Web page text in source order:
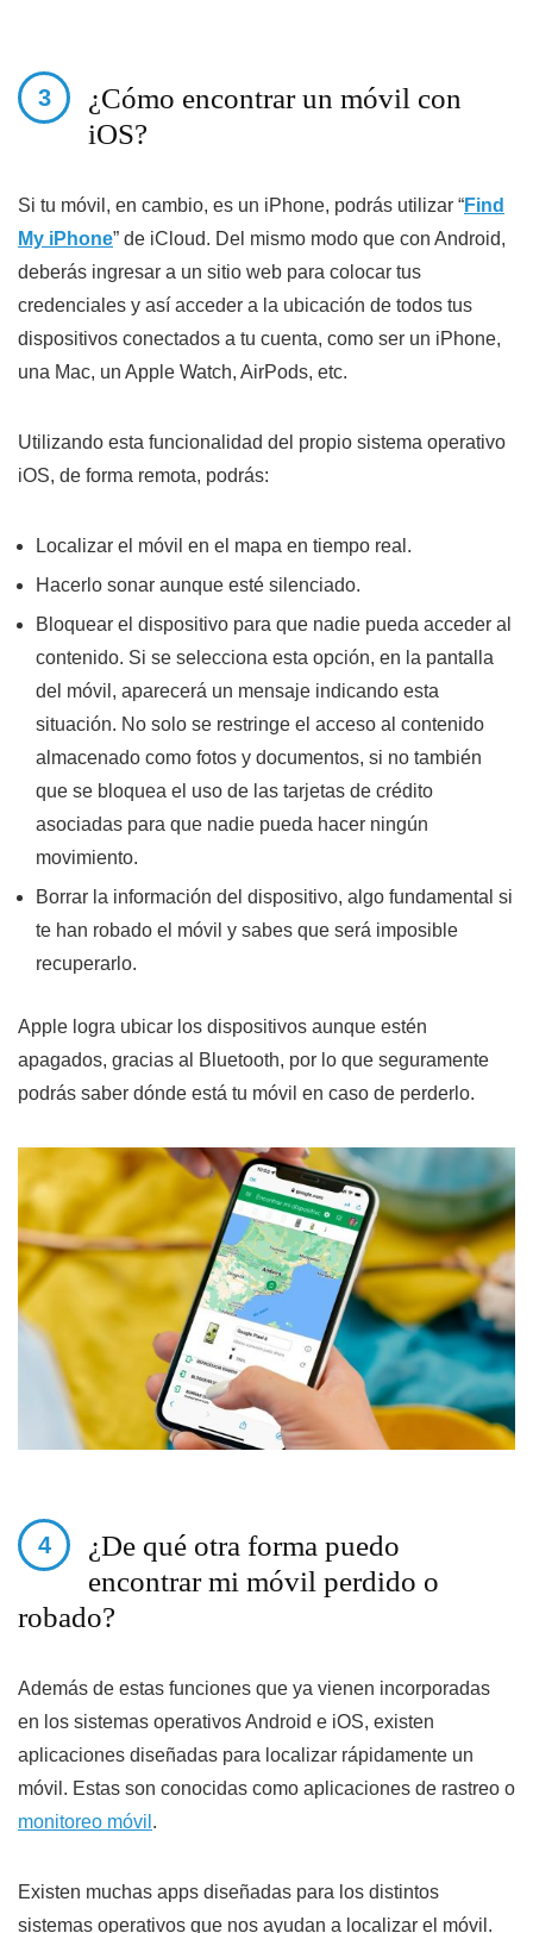
¿Cómo encontrar un móvil con
iOS?
Si tu móvil, en cambio, es un iPhone, podrás utilizar “Find
My iPhone” de iCloud. Del mismo modo que con Android,
deberás ingresar a un sitio web para colocar tus
credenciales y así acceder a la ubicación de todos tus
dispositivos conectados a tu cuenta, como ser un iPhone,
una Mac, un Apple Watch, AirPods, etc.
Utilizando esta funcionalidad del propio sistema operativo
iOS, de forma remota, podrás:
Localizar el móvil en el mapa en tiempo real.
Hacerlo sonar aunque esté silenciado.
Bloquear el dispositivo para que nadie pueda acceder al
contenido. Si se selecciona esta opción, en la pantalla
del móvil, aparecerá un mensaje indicando esta
situación. No solo se restringe el acceso al contenido
almacenado como fotos y documentos, si no también
que se bloquea el uso de las tarjetas de crédito
asociadas para que nadie pueda hacer ningún
movimiento.
Borrar la información del dispositivo, algo fundamental si
te han robado el móvil y sabes que será imposible
recuperarlo.
Apple logra ubicar los dispositivos aunque estén
apagados, gracias al Bluetooth, por lo que seguramente
podrás saber dónde está tu móvil en caso de perderlo.
¿De qué otra forma puedo
encontrar mi móvil perdido o
robado?
Además de estas funciones que ya vienen incorporadas
en los sistemas operativos Android e iOS, existen
aplicaciones diseñadas para localizar rápidamente un
móvil. Estas son conocidas como aplicaciones de rastreo o
monitoreo móvil .
Existen muchas apps diseñadas para los distintos
sistemas operativos que nos ayudan a localizar el móvil.